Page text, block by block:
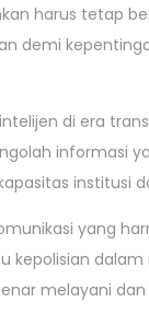
harus tetap
demi
di era
informasi
institusi
yang
melayani